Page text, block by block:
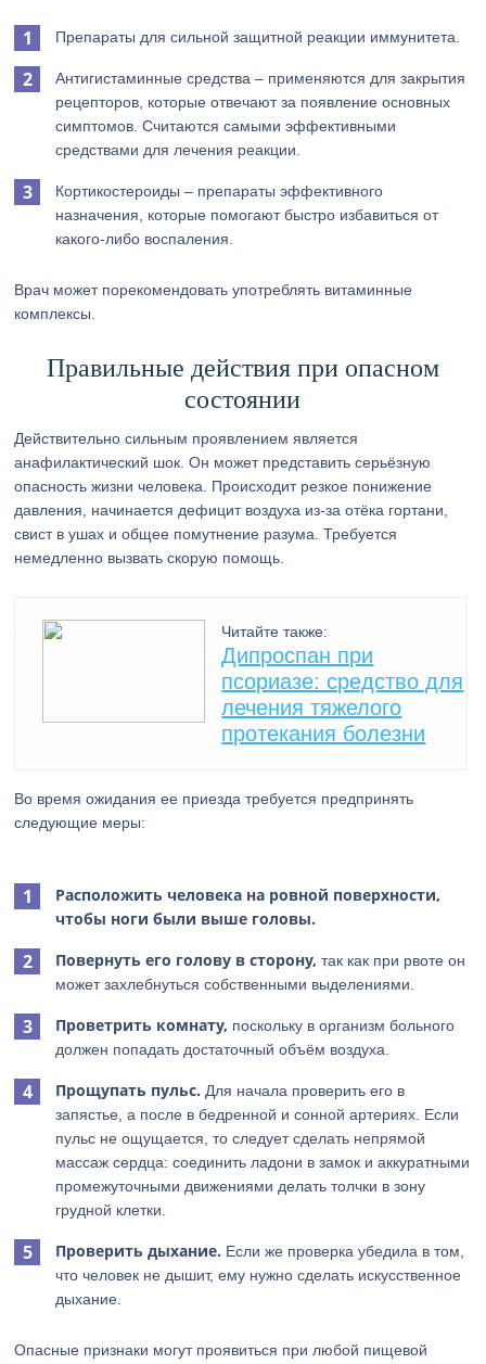
Препараты для сильной защитной реакции иммунитета.
Антигистаминные средства – применяются для закрытия
рецепторов, которые отвечают за появление основных
симптомов. Считаются самыми эффективными
средствами для лечения реакции.
Кортикостероиды – препараты эффективного
назначения, которые помогают быстро избавиться от
какого-либо воспаления.
Врач может порекомендовать употреблять витаминные
комплексы.
Правильные действия при опасном
состоянии
Действительно сильным проявлением является
анафилактический шок. Он может представить серьёзную
опасность жизни человека. Происходит резкое понижение
давления, начинается дефицит воздуха из-за отёка гортани,
свист в ушах и общее помутнение разума. Требуется
немедленно вызвать скорую помощь.
Читайте также:
Дипроспан при
псориазе: средство для
лечения тяжелого
протекания болезни
Во время ожидания ее приезда требуется предпринять
следующие меры:
Расположить человека на ровной поверхности,
чтобы ноги были выше головы.
Повернуть его голову в сторону, так как при рвоте он
может захлебнуться собственными выделениями.
Проветрить комнату, поскольку в организм больного
должен попадать достаточный объём воздуха.
Прощупать пульс. Для начала проверить его в
запястье, а после в бедренной и сонной артериях. Если
пульс не ощущается, то следует сделать непрямой
массаж сердца: соединить ладони в замок и аккуратными
промежуточными движениями делать толчки в зону
грудной клетки.
Проверить дыхание. Если же проверка убедила в том,
что человек не дышит, ему нужно сделать искусственное
дыхание.
Опасные признаки могут проявиться при любой пищевой